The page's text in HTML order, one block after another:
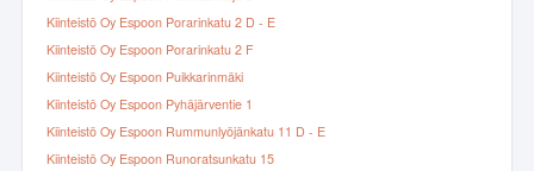
Kiinteistö Oy Espoon Porarinkatu 2 D - E
Kiinteistö Oy Espoon Porarinkatu 2 F
Kiinteistö Oy Espoon Puikkarinmäki
Kiinteistö Oy Espoon Pyhäjärventie 1
Kiinteistö Oy Espoon Rummunlyöjänkatu 11 D - E
Kiinteistö Oy Espoon Runoratsunkatu 15